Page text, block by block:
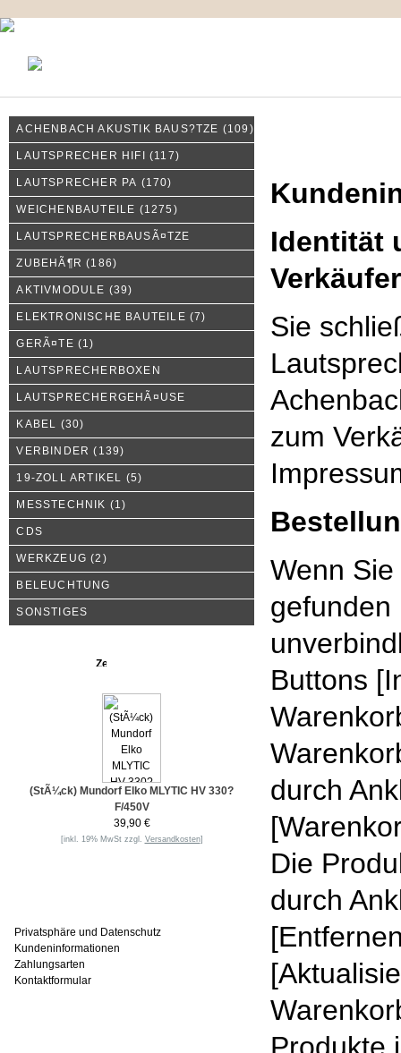
ACHENBACH AKUSTIK BAUS?TZE (109)
LAUTSPRECHER HIFI (117)
LAUTSPRECHER PA (170)
WEICHENBAUTEILE (1275)
LAUTSPRECHERBAUSÃ¤TZE
ZUBEHÃ¶R (186)
AKTIVMODULE (39)
ELEKTRONISCHE BAUTEILE (7)
GERÃ¤TE (1)
LAUTSPRECHERBOXEN
LAUTSPRECHERGEHÃ¤USE
KABEL (30)
VERBINDER (139)
19-ZOLL ARTIKEL (5)
MESSTECHNIK (1)
CDS
WERKZEUG (2)
BELEUCHTUNG
SONSTIGES
(StÃ¼ck) Mundorf Elko MLYTIC HV 330?
F/450V
39,90 €
[inkl. 19% MwSt zzgl. Versandkosten]
Privatsphäre und Datenschutz
Kundeninformationen
Zahlungsarten
Kontaktformular
Identität
Sie
zum
Wenn
gefunden
Buttons
durch
Die
durch